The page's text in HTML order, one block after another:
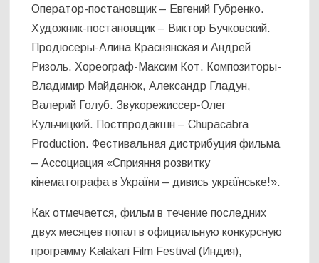
Оператор-постановщик – Евгений Губренко.
Художник-постановщик – Виктор Бучковский.
Продюсеры-Алина Краснянская и Андрей
Ризоль. Хореограф-Максим Кот. Композиторы-
Владимир Майданюк, Александр Гладун,
Валерий Голуб. Звукорежиссер-Олег
Кульчицкий. Постпродакшн – Chupacabra
Production. Фестивальная дистрибуция фильма
– Ассоциация «Сприяння розвитку
кінематографа в України – дивись українське!».
Как отмечается, фильм в течение последних
двух месяцев попал в официальную конкурсную
программу Kalakari Film Festival (Индия),